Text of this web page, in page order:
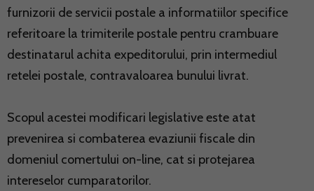
furnizorii de servicii postale a informatiilor specifice
referitoare la trimiterile postale pentru crambuare
destinatarul achita expeditorului, prin intermediul
retelei postale, contravaloarea bunului livrat.
Scopul acestei modificari legislative este atat
prevenirea si combaterea evaziunii fiscale din
domeniul comertului on-line, cat si protejarea
intereselor cumparatorilor.